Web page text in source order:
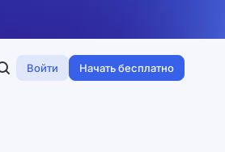
Войти Начать бесплатно